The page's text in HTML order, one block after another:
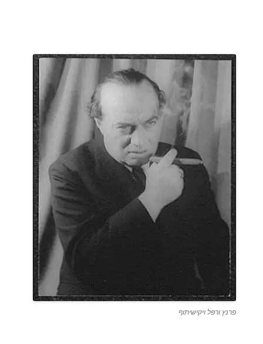
פרנץ ורפל ויקישיתוף